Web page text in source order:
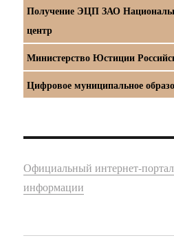
Получение ЭЦП ЗАО
центр
Министерство Юстиции
Цифровое муниципальное
Официальный интернет-
информации